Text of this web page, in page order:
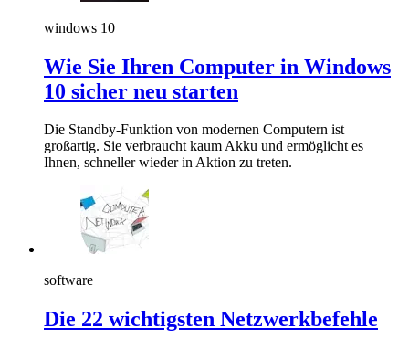
windows 10
Wie Sie Ihren Computer in Windows
10 sicher neu starten
Die Standby-Funktion von modernen Computern ist
großartig. Sie verbraucht kaum Akku und ermöglicht es
Ihnen, schneller wieder in Aktion zu treten.
software
Die 22 wichtigsten Netzwerkbefehle